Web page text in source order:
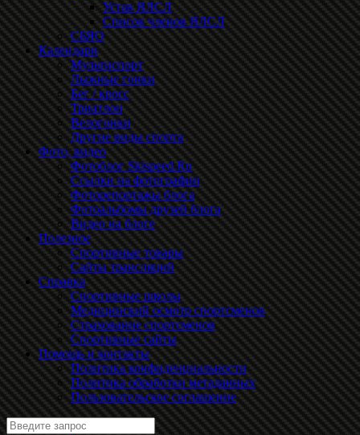
Устав ЯЛСЛ
Список членов ЯЛСЛ
СБЯО
Календари
Мультиспорт
Лыжные гонки
Бег / кросс
Триатлон
Велогонки
Другие виды спорта
Фото, видео
Фотоблог Skispeed.Ru
Ссылки на фотографии
Фоторепортажы блога
Фотоальбомы друзей блога
Видео на блоге
Полезное
Спортивные товары
Сайты трансляций
Справка
Спортивные школы
Медицинский осмотр спортсменов
Страхование спортсменов
Спортивные сайты
Помощь и контакты
Политика конфиденциальности
Политика обработки метаданных
Пользовательское соглашение